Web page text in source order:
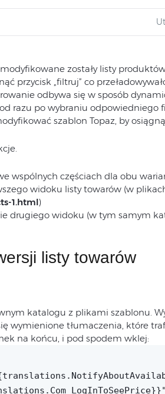
zostały listy
przycisk „filtruj” co
odbywa się w sposób
razu po wybraniu odpowiedniego
szablon Topaz, by
wspólnych częściach dla obu
widoku listy towarów (w
1.html)
drugiego widoku (w tym samym
listy towarów
katalogu z plikami szablonu.
wymienione tłumaczenia, które
na końcu, i pod spodem wklej: